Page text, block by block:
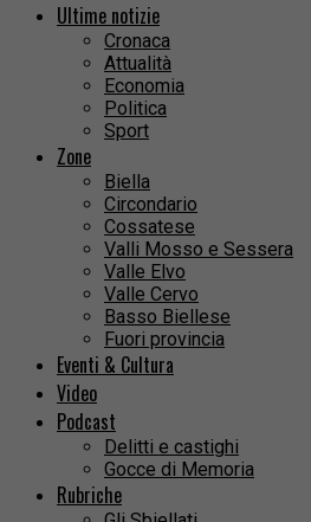
Ultime notizie
Cronaca
Attualità
Economia
Politica
Sport
Zone
Biella
Circondario
Cossatese
Valli Mosso e Sessera
Valle Elvo
Valle Cervo
Basso Biellese
Fuori provincia
Eventi & Cultura
Video
Podcast
Delitti e castighi
Gocce di Memoria
Rubriche